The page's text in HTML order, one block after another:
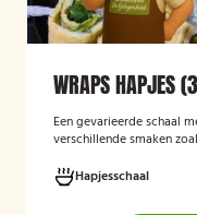
WRAPS HAPJES
Een gevarieerde schaal
verschillende smaken
Ideaal als borrelhapje
bijeenkomsten. De
gepresenteerd op een
Hapjesschaal